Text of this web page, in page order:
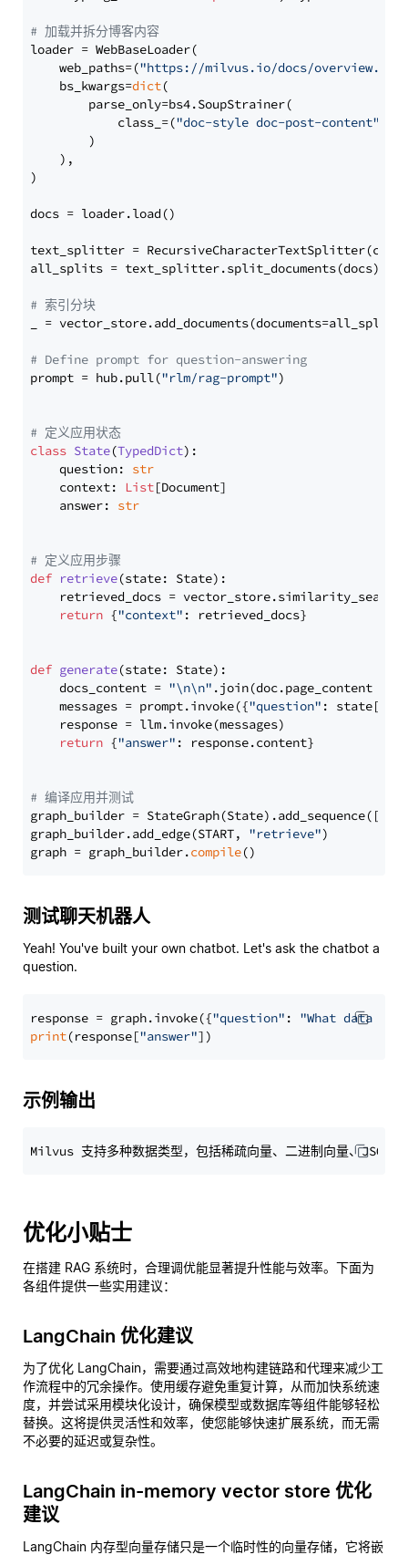
# 加载并拆分博客内容
loader = WebBaseLoader(
    web_paths=(
"https://milvus.io/docs/overview.md"
    bs_kwargs=
dict(
        parse_only=bs4.SoupStrainer(
            class_=(
"doc-style doc-post-content"
        )
    ),
)
docs = loader.load()
text_splitter =
all_splits = text_splitter.split_documents(docs)
# 索引分块
_ = vector_store.add_documents(documents=all_splits)
# Define prompt for question-answering
prompt = hub.pull("rlm/rag-prompt")
# 定义应用状态
class State(TypedDict):
    question:
str
    context:
List[Document]
    answer:
str
# 定义应用步骤
def retrieve(state: State):
retrieved_docs =
return {"context" : retrieved_docs}
def generate(state: State):
    docs_content =
"\n\n" .join(doc.page_content
    messages = prompt.invoke({
"question" : state[
    response = llm.invoke(messages)
return {"answer" : response.content}
# 编译应用并测试
graph_builder =
graph_builder.add_edge(START, "retrieve")
graph = graph_builder.compile
测试聊天机器人
Yeah! You've built your own chatbot. Let's ask the chatbot a
question.
response = graph.invoke({"question" : "What data
print(response["answer"
示例输出
优化小贴士
在搭建 RAG 系统时，合理调优能显著提升性能与效率。下面为
各组件提供一些实用建议：
LangChain 优化建议
为了优化 LangChain，需要通过高效地构建链路和代理来减少工
作流程中的冗余操作。使用缓存避免重复计算，从而加快系统速
度，并尝试采用模块化设计，确保模型或数据库等组件能够轻松
替换。这将提供灵活性和效率，使您能够快速扩展系统，而无需
不必要的延迟或复杂性。
LangChain in-memory vector store 优化
建议
LangChain 内存型向量存储只是一个临时性的向量存储，它将嵌